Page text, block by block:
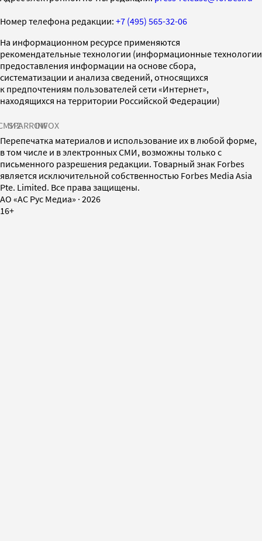
Номер телефона редакции: +7 (495) 565-32-06
На информационном ресурсе применяются
рекомендательные технологии (информационные технологии
предоставления информации на основе сбора,
систематизации и анализа сведений, относящихся
к предпочтениям пользователей сети «Интернет»,
находящихся на территории Российской Федерации)
SPARROWINFOX
Перепечатка материалов и использование их в любой форме,
в том числе и в электронных СМИ, возможны только с
письменного разрешения редакции. Товарный знак Forbes
является исключительной собственностью Forbes Media Asia
Pte. Limited. Все права защищены.
AO «АС Рус Медиа» · 2026
16+